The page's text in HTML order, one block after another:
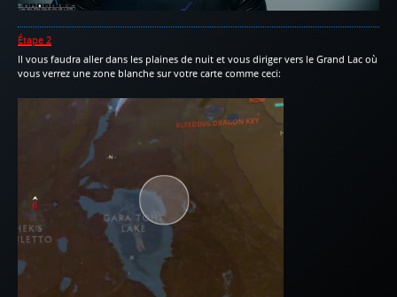
Étape 2
Il vous faudra aller dans les plaines de nuit et vous diriger vers le Grand Lac où
vous verrez une zone blanche sur votre carte comme ceci: